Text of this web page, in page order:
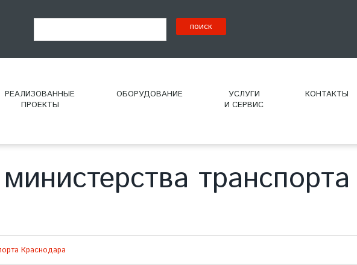
РЕАЛИЗОВАННЫЕ
ПРОЕКТЫ
ОБОРУДОВАНИЕ
УСЛУГИ
И СЕРВИС
КОНТАКТЫ
транспорта
Краснодара